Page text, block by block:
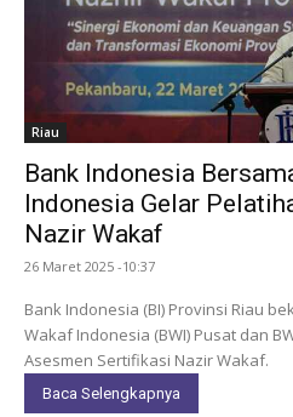
Riau
Bank Indonesia
Indonesia Gelar
Nazir Wakaf
26 Maret 2025 -10:37
Bank Indonesia (BI) Provinsi Riau
Wakaf Indonesia (BWI) Pusat dan
Asesmen Sertifikasi Nazir Wakaf.
Baca Selengkapnya